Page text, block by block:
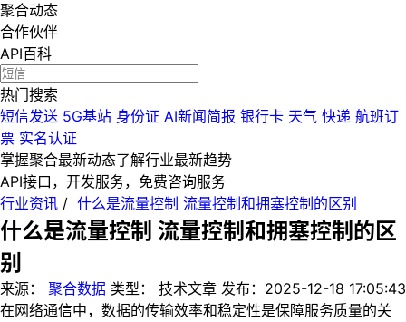
聚合动态
合作伙伴
API百科
热门搜索
短信发送 5G基站 身份证 AI新闻简报 银行卡 天气 快递 航班订
票 实名认证
掌握聚合最新动态了解行业最新趋势
API接口，开发服务，免费咨询服务
行业资讯 / 什么是流量控制 流量控制和拥塞控制的区别
什么是流量控制 流量控制和拥塞控制的区
别
来源： 聚合数据 类型： 技术文章 发布： 2025-12-18 17:05:43
在网络通信中，数据的传输效率和稳定性是保障服务质量的关